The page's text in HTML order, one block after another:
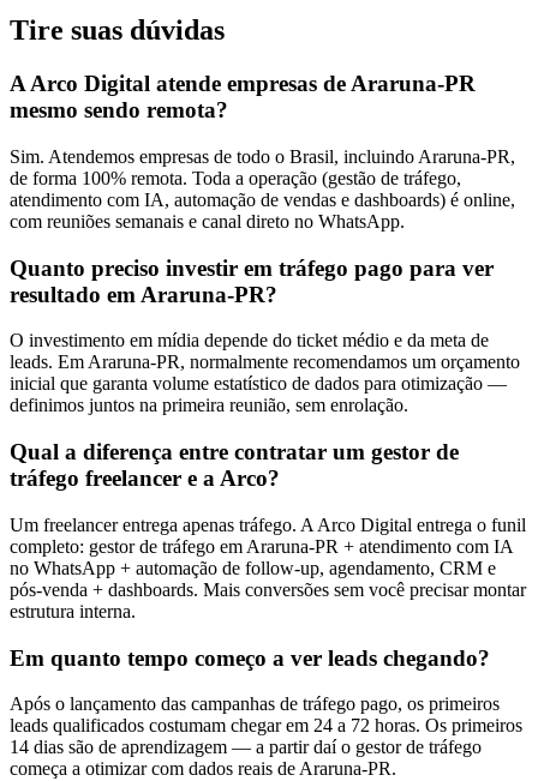
Tire suas dúvidas
A Arco Digital atende empresas de Araruna-PR
mesmo sendo remota?
Sim. Atendemos empresas de todo o Brasil, incluindo Araruna-PR,
de forma 100% remota. Toda a operação (gestão de tráfego,
atendimento com IA, automação de vendas e dashboards) é online,
com reuniões semanais e canal direto no WhatsApp.
Quanto preciso investir em tráfego pago para ver
resultado em Araruna-PR?
O investimento em mídia depende do ticket médio e da meta de
leads. Em Araruna-PR, normalmente recomendamos um orçamento
inicial que garanta volume estatístico de dados para otimização —
definimos juntos na primeira reunião, sem enrolação.
Qual a diferença entre contratar um gestor de
tráfego freelancer e a Arco?
Um freelancer entrega apenas tráfego. A Arco Digital entrega o funil
completo: gestor de tráfego em Araruna-PR + atendimento com IA
no WhatsApp + automação de follow-up, agendamento, CRM e
pós-venda + dashboards. Mais conversões sem você precisar montar
estrutura interna.
Em quanto tempo começo a ver leads chegando?
Após o lançamento das campanhas de tráfego pago, os primeiros
leads qualificados costumam chegar em 24 a 72 horas. Os primeiros
14 dias são de aprendizagem — a partir daí o gestor de tráfego
começa a otimizar com dados reais de Araruna-PR.